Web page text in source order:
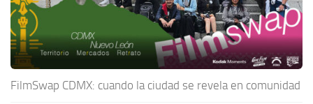
FilmSwap CDMX: cuando la ciudad se revela en comunidad